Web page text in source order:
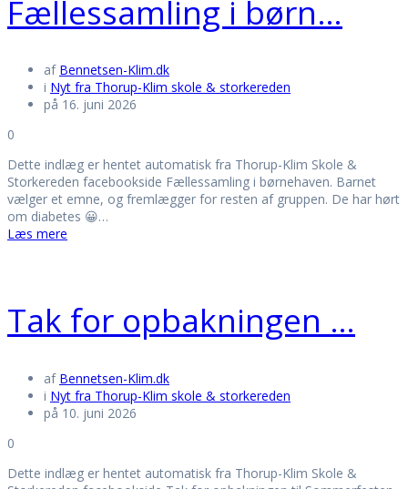
Fællessamling i børn…
af Bennetsen-Klim.dk
i Nyt fra Thorup-Klim skole & storkereden
på 16. juni 2026
0
Dette indlæg er hentet automatisk fra Thorup-Klim Skole &
Storkereden facebookside Fællessamling i børnehaven. Barnet
vælger et emne, og fremlægger for resten af gruppen. De har hørt
om diabetes 😀…
Læs mere
Tak for opbakningen …
af Bennetsen-Klim.dk
i Nyt fra Thorup-Klim skole & storkereden
på 10. juni 2026
0
Dette indlæg er hentet automatisk fra Thorup-Klim Skole &